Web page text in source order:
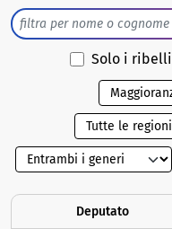
Solo i ribelli
Deputato